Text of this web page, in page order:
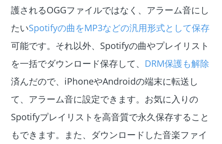
護されるOGGファイルではなく、アラーム音にし
たいSpotifyの曲をMP3などの汎用形式として保存
可能です。それ以外、Spotifyの曲やプレイリスト
を一括でダウンロード保存して、 DRM保護も解除
済んだので、iPhoneやAndroidの端末に転送し
て、アラーム音に設定できます。お気に入りの
Spotifyプレイリストを高音質で永久保存すること
もできます。また、ダウンロードした音楽ファイ